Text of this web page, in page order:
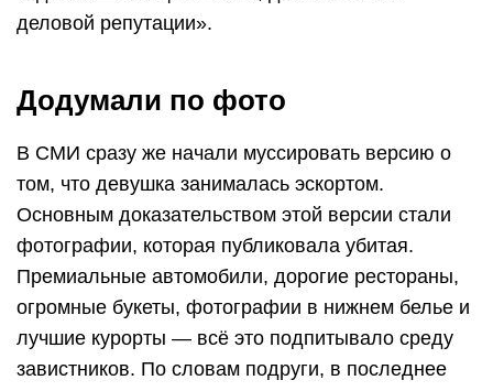
деловой репутации».
Додумали по фото
В СМИ сразу же начали муссировать версию о
том, что девушка занималась эскортом.
Основным доказательством этой версии стали
фотографии, которая публиковала убитая.
Премиальные автомобили, дорогие рестораны,
огромные букеты, фотографии в нижнем белье и
лучшие курорты — всё это подпитывало среду
завистников. По словам подруги, в последнее